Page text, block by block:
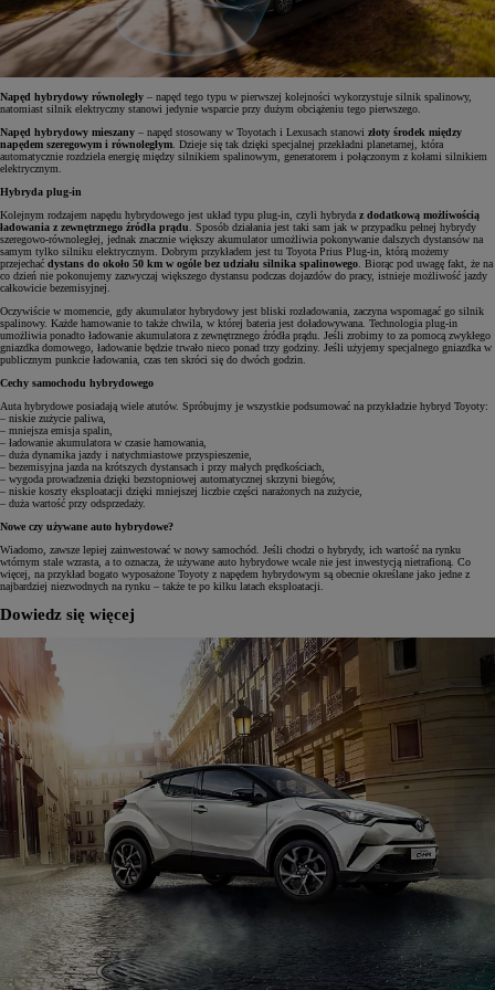
Napęd hybrydowy równoległy – napęd tego typu w pierwszej kolejności wykorzystuje silnik spalinowy,
natomiast silnik elektryczny stanowi jedynie wsparcie przy dużym obciążeniu tego pierwszego.
Napęd hybrydowy mieszany – napęd stosowany w Toyotach i Lexusach stanowi złoty środek między
napędem szeregowym i równoległym . Dzieje się tak dzięki specjalnej przekładni planetarnej, która
automatycznie rozdziela energię między silnikiem spalinowym, generatorem i połączonym z kołami silnikiem
elektrycznym.
Hybryda plug-in
Kolejnym rodzajem napędu hybrydowego jest układ typu plug-in, czyli hybryda z dodatkową możliwością
ładowania z zewnętrznego źródła prądu . Sposób działania jest taki sam jak w przypadku pełnej hybrydy
szeregowo-równoległej, jednak znacznie większy akumulator umożliwia pokonywanie dalszych dystansów na
samym tylko silniku elektrycznym. Dobrym przykładem jest tu Toyota Prius Plug-in, którą możemy
przejechać dystans do około 50 km w ogóle bez udziału silnika spalinowego . Biorąc pod uwagę fakt, że na
co dzień nie pokonujemy zazwyczaj większego dystansu podczas dojazdów do pracy, istnieje możliwość jazdy
całkowicie bezemisyjnej.
Oczywiście w momencie, gdy akumulator hybrydowy jest bliski rozładowania, zaczyna wspomagać go silnik
spalinowy. Każde hamowanie to także chwila, w której bateria jest doładowywana. Technologia plug-in
umożliwia ponadto ładowanie akumulatora z zewnętrznego źródła prądu. Jeśli zrobimy to za pomocą zwykłego
gniazdka domowego, ładowanie będzie trwało nieco ponad trzy godziny. Jeśli użyjemy specjalnego gniazdka w
publicznym punkcie ładowania, czas ten skróci się do dwóch godzin.
Cechy samochodu hybrydowego
Auta hybrydowe posiadają wiele atutów. Spróbujmy je wszystkie podsumować na przykładzie hybryd Toyoty:
– niskie zużycie paliwa,
– mniejsza emisja spalin,
– ładowanie akumulatora w czasie hamowania,
– duża dynamika jazdy i natychmiastowe przyspieszenie,
– bezemisyjna jazda na krótszych dystansach i przy małych prędkościach,
– wygoda prowadzenia dzięki bezstopniowej automatycznej skrzyni biegów,
– niskie koszty eksploatacji dzięki mniejszej liczbie części narażonych na zużycie,
– duża wartość przy odsprzedaży.
Nowe czy używane auto hybrydowe?
Wiadomo, zawsze lepiej zainwestować w nowy samochód. Jeśli chodzi o hybrydy, ich wartość na rynku
wtórnym stale wzrasta, a to oznacza, że używane auto hybrydowe wcale nie jest inwestycją nietrafioną. Co
więcej, na przykład bogato wyposażone Toyoty z napędem hybrydowym są obecnie określane jako jedne z
najbardziej niezwodnych na rynku – także te po kilku latach eksploatacji.
Dowiedz się więcej